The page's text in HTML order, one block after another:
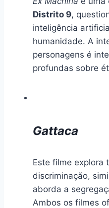
Distrito 9,
inteligência
humanidade. A
personagens é
profundas sobre
Gattaca
Este filme explora
discriminação,
aborda a
Ambos os filmes